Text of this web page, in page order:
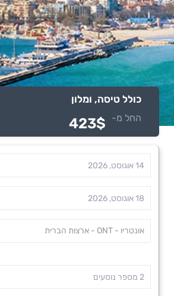
כולל טיסה, ומלון
החל מ- 423$